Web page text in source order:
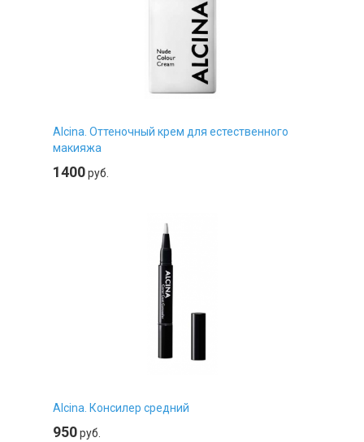
Alcina. Оттеночный крем для естественного
макияжа
1400руб.
Alcina. Консилер средний
950руб.